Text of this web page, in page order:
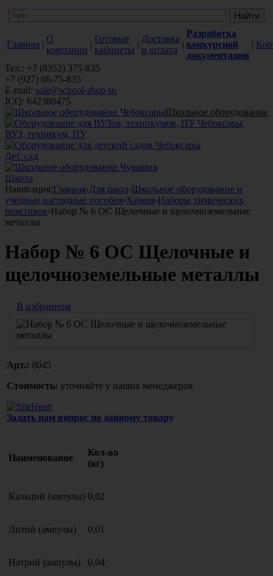
Главная |
О
компании
|
Готовые
кабинеты
|
Доставка
и оплата
|
Разработка
конкурсной
документации
|
Тел.: +7 (8352) 375-835
+7 (927) 66-75-835
E-mail: sale@school-shop.su
ICQ: 642380475
Школьное оборудование
ВУЗ, техникум, ПУ
Дет. сад
Школа
Навигация:Главная›Для школ›Школьное оборудование и
учебные наглядные пособия›Химия›Наборы химических
реактивов›Набор № 6 ОС Щелочные и щелочноземельные
металлы
Набор № 6 ОС Щелочные и
щелочноземельные металлы
В избранном
Арт.: 8045
Стоимость: уточняйте у наших менеджеров
Задать нам вопрос по данному товару
Наименование
Кол-во
(кг)
Кальций (ампулы) 0,02
Литий (ампулы) 0,01
Натрий (ампулы) 0,04